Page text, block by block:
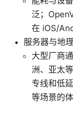
泛；
在 iOS/
服务器与地
大型厂商
洲、亚太
专线和低
等场景的体